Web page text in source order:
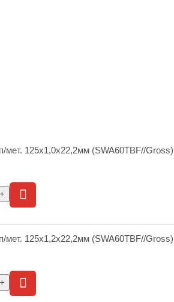
мет. 125х1,0х22,2мм (SWA60TBF//Gross)
мет. 125х1,2х22,2мм (SWA60TBF//Gross)